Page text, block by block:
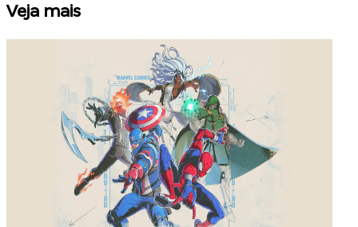
Veja mais